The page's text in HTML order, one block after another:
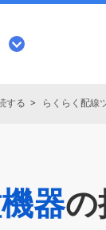
する らくらく配線
器の